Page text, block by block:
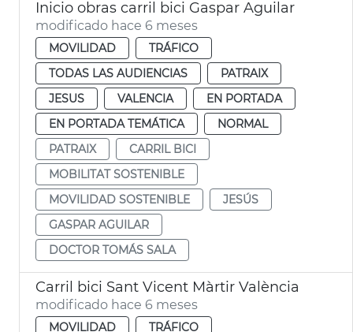
Inicio obras carril bici Gaspar Aguilar
modificado hace 6 meses
MOVILIDAD
TRÁFICO
TODAS LAS AUDIENCIAS
PATRAIX
JESUS
VALENCIA
EN PORTADA
EN PORTADA TEMÁTICA
NORMAL
PATRAIX
CARRIL BICI
MOBILITAT SOSTENIBLE
MOVILIDAD SOSTENIBLE
JESÚS
GASPAR AGUILAR
DOCTOR TOMÁS SALA
Carril bici Sant Vicent Màrtir València
modificado hace 6 meses
MOVILIDAD
TRÁFICO